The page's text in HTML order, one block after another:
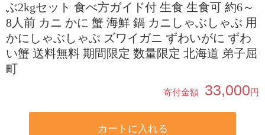
ぶ2kgセット 食べ方ガイド付 生食 生食可 約6～
8人前 カニ かに 蟹 海鮮 鍋 カニしゃぶしゃぶ 用
かにしゃぶしゃぶ ズワイガニ ずわいがに ずわ
い蟹 送料無料 期間限定 数量限定 北海道 弟子屈
町
寄付金額 33,000円
カートに入れる